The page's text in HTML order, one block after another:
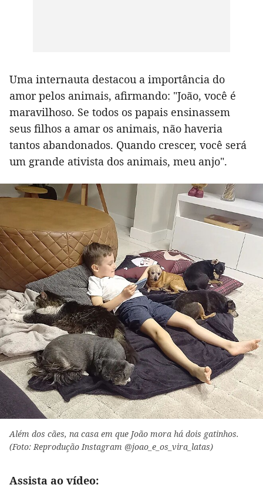
Uma internauta destacou a importância do
amor pelos animais, afirmando: "João, você é
maravilhoso. Se todos os papais ensinassem
seus filhos a amar os animais, não haveria
tantos abandonados. Quando crescer, você será
um grande ativista dos animais, meu anjo".
Além dos cães, na casa em que João mora há dois gatinhos.
(Foto: Reprodução Instagram @joao_e_os_vira_latas)
Assista ao vídeo: